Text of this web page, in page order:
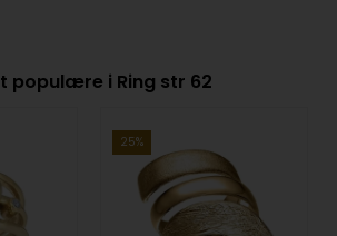
populære i Ring str 62
25%